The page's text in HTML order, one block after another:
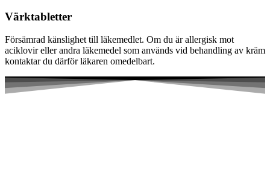
Värktabletter
Försämrad känslighet till läkemedlet. Om du är allergisk mot
aciklovir eller andra läkemedel som används vid behandling av kräm
kontaktar du därför läkaren omedelbart.